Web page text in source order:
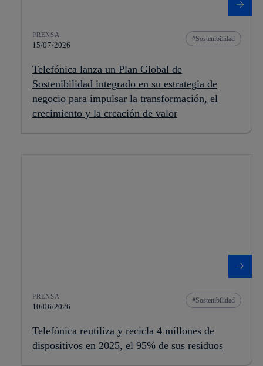
PRENSA
15/07/2026
Sostenibilidad
Telefónica lanza un Plan Global de
Sostenibilidad integrado en su estrategia de
negocio para impulsar la transformación, el
crecimiento y la creación de valor
PRENSA
10/06/2026
Sostenibilidad
Telefónica reutiliza y recicla 4 millones de
dispositivos en 2025, el 95% de sus residuos